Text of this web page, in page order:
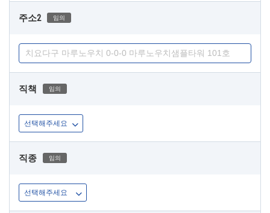
주소2 임의
직책 임의
직종 임의